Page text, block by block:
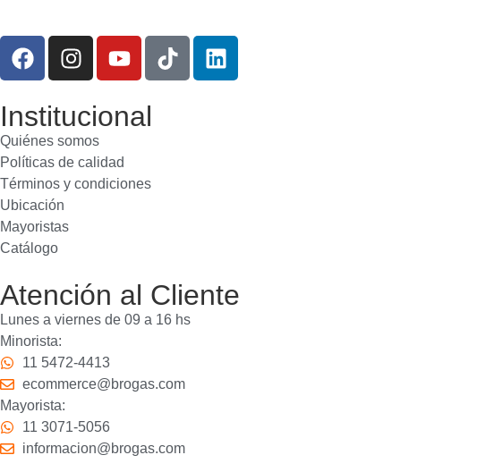
Institucional
Quiénes somos
Políticas de calidad
Términos y condiciones
Ubicación
Mayoristas
Catálogo
Atención al Cliente
Lunes a viernes de 09 a 16 hs
Minorista:
11 5472-4413
ecommerce@brogas.com
Mayorista:
11 3071-5056
informacion@brogas.com